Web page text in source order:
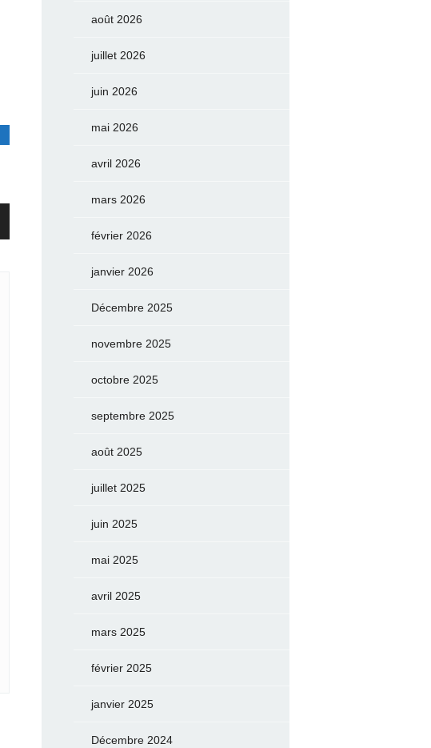
août 2026
juillet 2026
juin 2026
mai 2026
avril 2026
mars 2026
février 2026
janvier 2026
Décembre 2025
novembre 2025
octobre 2025
septembre 2025
août 2025
juillet 2025
juin 2025
mai 2025
avril 2025
mars 2025
février 2025
janvier 2025
Décembre 2024